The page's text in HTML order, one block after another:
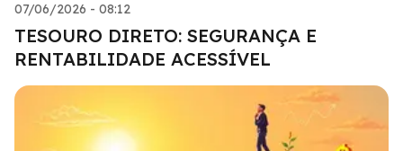
07/06/2026 - 08:12
TESOURO DIRETO: SEGURANÇA E
RENTABILIDADE ACESSÍVEL